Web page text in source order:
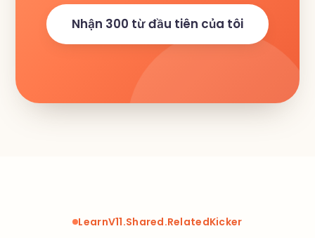
Nhận 300 từ đầu tiên của tôi
LearnV11.Shared.RelatedKicker